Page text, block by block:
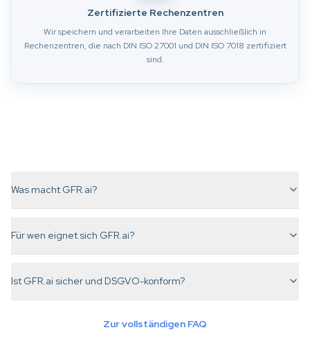
Zertifizierte Rechenzentren
Wir speichern und verarbeiten Ihre Daten ausschließlich in
Rechenzentren, die nach DIN ISO 27001 und DIN ISO 7018 zertifiziert
sind.
Was macht GFR.ai?
Für wen eignet sich GFR.ai?
Ist GFR.ai sicher und DSGVO-konform?
Zur vollständigen FAQ